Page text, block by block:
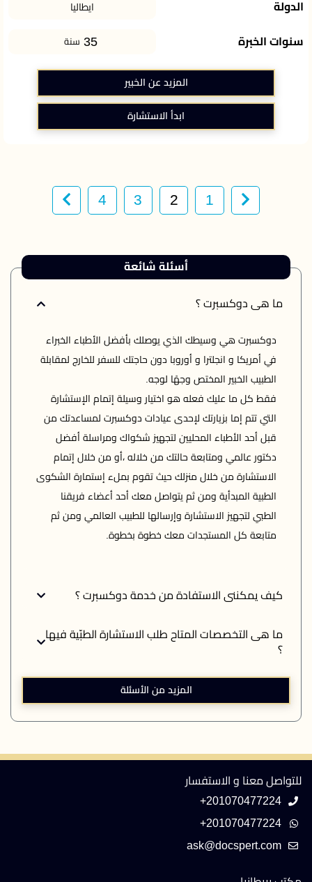
الدولة ايطاليا
سنوات الخبرة 35 سنة
المزيد عن الخبير
ابدأ الاستشارة
1
2
3
4
أسئلة شائعة
ما هى دوكسبرت ؟
متابعة كل المستجدات معك خطوة بخطوة.
كيف يمكننى الاستفادة من خدمة دوكسبرت ؟
ما هى التخصصات المتاح طلب الاستشارة الطبّية فيها
؟
المزيد من الأسئلة
للتواصل معنا و الاستفسار
+201070477224
+201070477224